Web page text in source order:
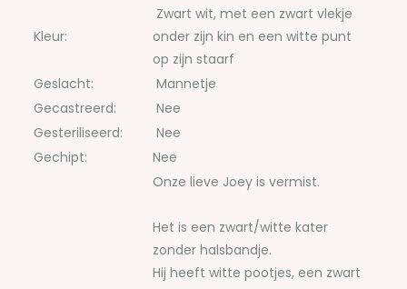
Kleur:
Zwart wit, met een zwart vlekje
onder zijn kin en een witte punt
op zijn staarf
Geslacht:
Mannetje
Gecastreerd:
Nee
Gesteriliseerd:
Nee
Gechipt:
Nee
Onze lieve Joey is vermist.
Het is een zwart/witte kater
zonder halsbandje.
Hij heeft witte pootjes, een zwart